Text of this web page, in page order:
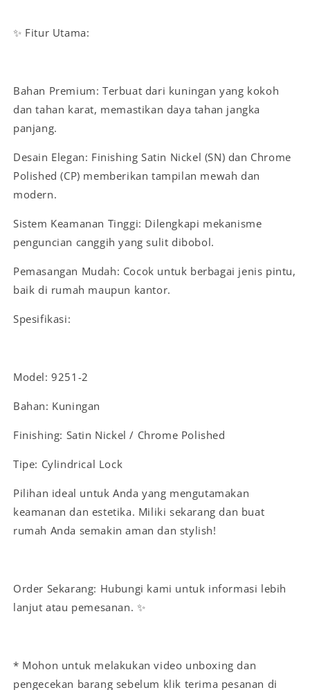
✨ Fitur Utama:
Bahan Premium: Terbuat dari kuningan yang kokoh
dan tahan karat, memastikan daya tahan jangka
panjang.
Desain Elegan: Finishing Satin Nickel (SN) dan Chrome
Polished (CP) memberikan tampilan mewah dan
modern.
Sistem Keamanan Tinggi: Dilengkapi mekanisme
penguncian canggih yang sulit dibobol.
Pemasangan Mudah: Cocok untuk berbagai jenis pintu,
baik di rumah maupun kantor.
Spesifikasi:
Model: 9251-2
Bahan: Kuningan
Finishing: Satin Nickel / Chrome Polished
Tipe: Cylindrical Lock
Pilihan ideal untuk Anda yang mengutamakan
keamanan dan estetika. Miliki sekarang dan buat
rumah Anda semakin aman dan stylish!
Order Sekarang: Hubungi kami untuk informasi lebih
lanjut atau pemesanan. ✨
* Mohon untuk melakukan video unboxing dan
pengecekan barang sebelum klik terima pesanan di